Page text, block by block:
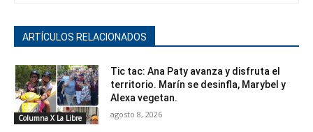
ARTÍCULOS RELACIONADOS
Columna X La Libre
Tic tac: Ana Paty avanza y disfruta el
territorio. Marín se desinfla, Marybel y
Alexa vegetan.
agosto 8, 2026